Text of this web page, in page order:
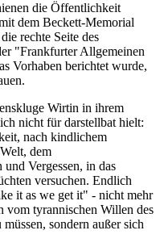
die Öffentlichkeit
dem Beckett-Memorial
rechte Seite des
"Frankfurter Allgemeinen
Vorhaben berichtet wurde,
Wirtin in ihrem
nicht für darstellbat hielt:
nach kindlichem
dem
Vergessen, in das
versuchen. Endlich
it as we get it" - nicht mehr
vom tyrannischen Willen des
sondern außer sich